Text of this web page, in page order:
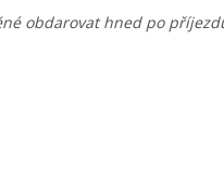
obdarovat hned po